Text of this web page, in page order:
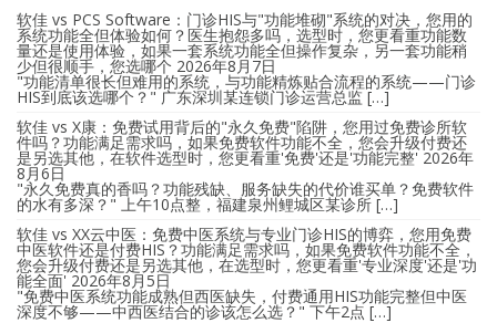
软佳 vs PCS Software：门诊HIS与"功能堆砌"系统的对决，您用的
系统功能全但体验如何？医生抱怨多吗，选型时，您更看重功能数
量还是使用体验，如果一套系统功能全但操作复杂，另一套功能稍
少但很顺手，您选哪个 2026年8月7日
"功能清单很长但难用的系统，与功能精炼贴合流程的系统——门诊
HIS到底该选哪个？" 广东深圳某连锁门诊运营总监 […]
软佳 vs X康：免费试用背后的"永久免费"陷阱，您用过免费诊所软
件吗？功能满足需求吗，如果免费软件功能不全，您会升级付费还
是另选其他，在软件选型时，您更看重'免费'还是'功能完整' 2026年
8月6日
"永久免费真的香吗？功能残缺、服务缺失的代价谁买单？免费软件
的水有多深？" 上午10点整，福建泉州鲤城区某诊所 […]
软佳 vs XX云中医：免费中医系统与专业门诊HIS的博弈，您用免费
中医软件还是付费HIS？功能满足需求吗，如果免费软件功能不全，
您会升级付费还是另选其他，在选型时，您更看重'专业深度'还是'功
能全面' 2026年8月5日
"免费中医系统功能成熟但西医缺失，付费通用HIS功能完整但中医
深度不够——中西医结合的诊该怎么选？" 下午2点 […]